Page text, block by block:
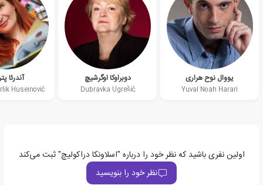
یووال نوح هراری
Yuval Noah Harari
دوبراوکا اوگرشیچ
Dubravka Ugrešić
آندرئا
Huseinović
اولین نفری باشید که نظر خود را درباره "اسلاونکا دراکولیچ" ثبت می‌کند
نظر خود را بنویسید